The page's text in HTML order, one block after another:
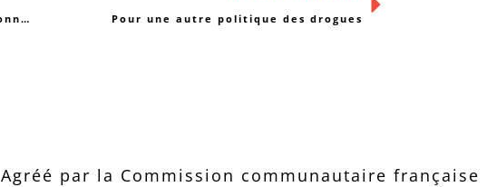
En 5 ans, Housing First a permis à 117 personnes sans-abri de retrouver un logement Pour une autre politique des drogues
Agréé par la Commission communautaire